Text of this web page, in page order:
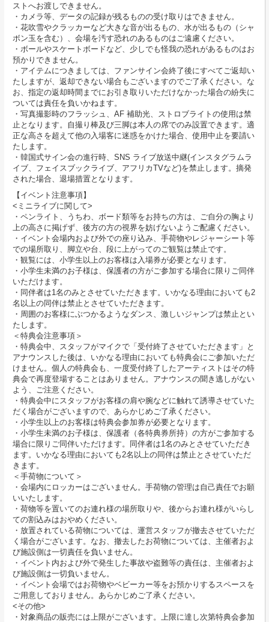
ストへお渡しできません。
・カメラ等、データの記録が残るものの受け取りはできません。
・花吹雪やクラッカーなど大きな音が出るもの、水が出るもの（シャ
ボン玉を含む）、会場を汚す恐れのあるものはご遠慮ください。
・ボールやスケートボードなど、少しでも怪我の恐れがあるものはお
預かりできません。
・アイテムにつきましては、ファンサイン会終了後にすべてご返却い
たしますが、返却できない場合もございますのでご了承ください。な
お、指定の返却時間までにお引き取りいただけなかった場合の紛失に
ついては責任を負いかねます。
・写真撮影時のフラッシュ、AF 補助光、ストロブライトの使用は禁
止となります。自撮り棒及び三脚は本人の席でのみ設置できます。適
正な高さを超えて他の入場客に迷惑をかけた場合、使用中止を要請い
たします。
・韓国式サイン会の進行時、SNS ライブ放送中継(インスタグラムラ
イブ、フェイスブックライブ、アフリカTVなど)を禁止します。摘発
された場合、退場措置となります。
【イベント注意事項】
<ミニライブに関して>
・ペンライト、うちわ、ボード類等をお持ちの方は、ご自分の胸より
上の高さに掲げず、後方の方の視界を妨げないようご配慮ください。
・イベント会場内および外での座り込み、手荷物やレジャーシート等
での場所取り、脚立や台、段に上がってのご観覧は禁止です。
・観覧には、小学生以上のお客様は入場券が必要となります。
・小学生未満のお子様は、保護者の方がご参加する場合に限りご同伴
いただけます。
・同伴者は1名のみとさせていただきます。いかなる理由においても2
名以上の同伴は禁止とさせていただきます。
・周囲のお客様にぶつかるようなダンス、激しいジャンプは禁止とい
たします。
＜特典会注意事項＞
・特典会中、スタッフがマイクで「受付終了させていただきます」と
アナウンスした後は、いかなる理由においても特典会にご参加いただ
けません。個人の特典会も、一度受付終了したアーティストはその特
典会で再度登場することはありません。アナウンスの聞き逃しがない
よう、ご注意ください。
・特典会中にスタッフがお客様の肩や腕などに触れて誘導させていた
だく場合がございますので、あらかじめご了承ください。
・小学生以上のお客様は特典会参加券が必要となります。
・小学生未満のお子様は、保護者（各特典券所持）の方がご参加する
場合に限りご同伴いただけます。同伴者は1名のみとさせていただき
ます。いかなる理由においても2名以上の同伴は禁止とさせていただ
きます。
＜手荷物について＞
・会場内にロッカーはございません。手荷物の管理は自己責任でお願
いいたします。
・荷物等を置いてのお連れ様の場所取りや、後からお連れ様がいらし
ての割込みはおやめください。
・放置されている荷物については、運営スタッフが撤去させていただ
く場合がございます。なお、撤去したお荷物については、主催者およ
び施設側は一切責任を負いません。
・イベント内および外で発生した事故や盗難等の責任は、主催者およ
び施設側は一切負いません。
・イベント会場ではお荷物やベビーカー等をお預かりするスペースを
ご用意しておりません。あらかじめご了承ください。
<その他>
・対象商品の販売には上限がございます。上限に達し次第特典会参加